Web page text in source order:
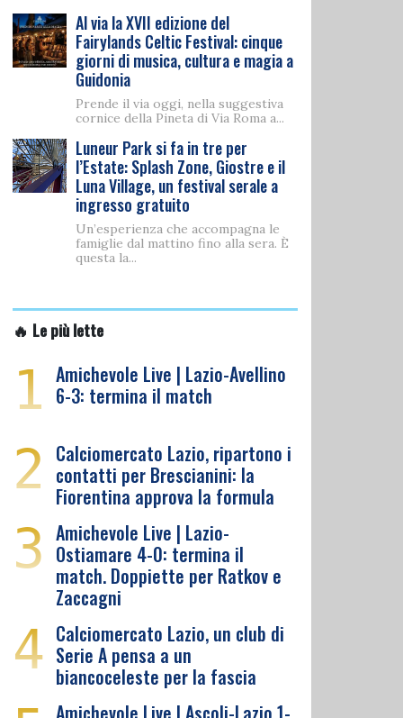
Al via la XVII edizione del
Fairylands Celtic Festival: cinque
giorni di musica, cultura e magia a
Guidonia
Prende il via oggi, nella suggestiva
cornice della Pineta di Via Roma a...
Luneur Park si fa in tre per
l’Estate: Splash Zone, Giostre e il
Luna Village, un festival serale a
ingresso gratuito
Un’esperienza che accompagna le
famiglie dal mattino fino alla sera. È
questa la...
🔥 Le più lette
1 Amichevole Live | Lazio-Avellino
6-3: termina il match
2 Calciomercato Lazio, ripartono i
contatti per Brescianini: la
Fiorentina approva la formula
3 Amichevole Live | Lazio-
Ostiamare 4-0: termina il
match. Doppiette per Ratkov e
Zaccagni
4 Calciomercato Lazio, un club di
Serie A pensa a un
biancoceleste per la fascia
Amichevole Live | Ascoli-Lazio 1-